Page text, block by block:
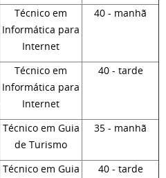
Técnico em
Informática para
Internet
40 - manhã
Técnico em
Informática para
Internet
40 - tarde
Técnico em Guia
de Turismo
35 - manhã
Técnico em Guia
40 - tarde